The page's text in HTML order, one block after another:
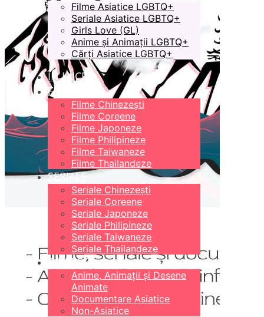
Filme Asiatice LGBTQ+
Seriale Asiatice LGBTQ+
Girls Love (GL)
Anime și Animații LGBTQ+
Cărți Asiatice LGBTQ+
ÎN LUCRU
FILME
Filme Chinezești
Filme Coreene
Filme Japoneze
Filme Philipineze
Filme Taiwaneze
Filme Thailandeze
SERIALE
Seriale Chinezești
Seriale Coreene
Seriale Japoneze
Seriale Philipineze
Seriale Taiwaneze
Seriale Thailandeze
DIVERSE
Anime, Animații și Desene
Animate
Documentare Asiatice
Non-Asiatice